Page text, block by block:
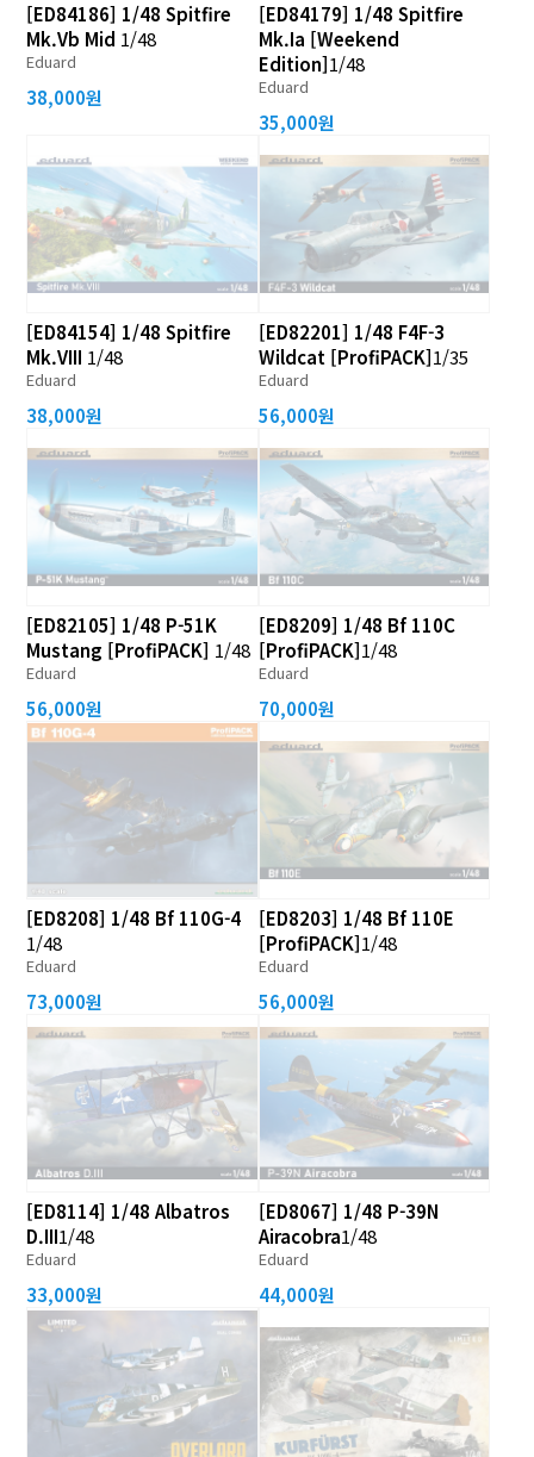
[ED84186] 1/48 Spitfire
Mk.Vb Mid 1/48
Eduard
38,000원
[ED84179] 1/48 Spitfire
Mk.Ia [Weekend
Edition]1/48
Eduard
35,000원
[ED84154] 1/48 Spitfire
Mk.VIII 1/48
Eduard
38,000원
[ED82201] 1/48 F4F-3
Wildcat [ProfiPACK]1/35
Eduard
56,000원
[ED82105] 1/48 P-51K
Mustang [ProfiPACK] 1/48
Eduard
56,000원
[ED8209] 1/48 Bf 110C
[ProfiPACK]1/48
Eduard
70,000원
[ED8208] 1/48 Bf 110G-4
1/48
Eduard
73,000원
[ED8203] 1/48 Bf 110E
[ProfiPACK]1/48
Eduard
56,000원
[ED8114] 1/48 Albatros
D.III1/48
Eduard
33,000원
[ED8067] 1/48 P-39N
Airacobra1/48
Eduard
44,000원